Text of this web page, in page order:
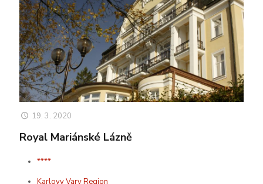
19. 3. 2020
Royal Mariánské Lázně
****
Karlovy Vary Region